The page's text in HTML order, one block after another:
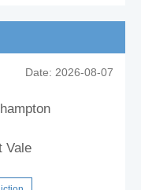
Date: 2026-08-07
Vale